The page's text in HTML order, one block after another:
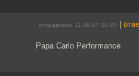
отправлено 11.08.07 20:25
Papa Carlo Performance